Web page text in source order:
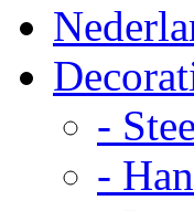
-
-